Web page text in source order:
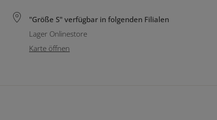
"Größe S" verfügbar in folgenden Filialen
Lager Onlinestore
Karte öffnen